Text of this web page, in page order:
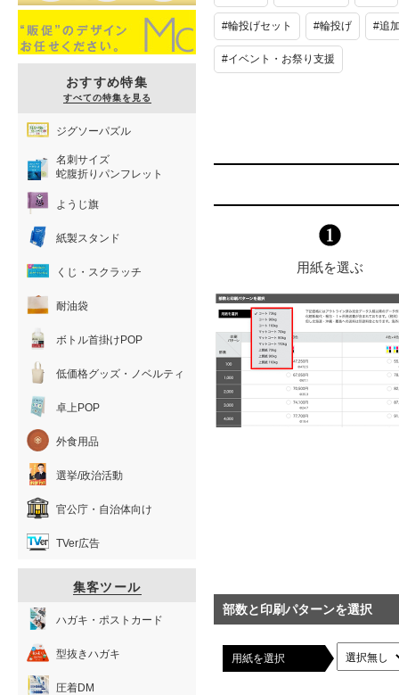
#輪投げセット #輪投げ #追
#イベント・お祭り支援
用紙を選ぶ
部数と印刷パターンを選択
用紙を選択
おすすめ特集
すべての特集を見る
ジグソーパズル
名刺サイズ
蛇腹折りパンフレット
ようじ旗
紙製スタンド
くじ・スクラッチ
耐油袋
ボトル首掛けPOP
低価格グッズ・ノベルティ
卓上POP
外食用品
選挙/政治活動
官公庁・自治体向け
TVer広告
集客ツール
ハガキ・ポストカード
型抜きハガキ
圧着DM